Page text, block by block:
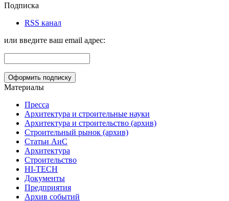
Подписка
RSS канал
или введите ваш email адрес:
Материалы
Пресса
Архитектура и строительные науки
Архитектура и строительство (архив)
Строительный рынок (архив)
Статьи АиС
Архитектура
Строительство
HI-TECH
Документы
Предприятия
Архив событий